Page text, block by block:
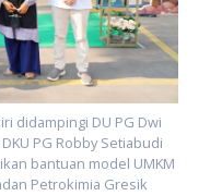
didampingi DU PG Dwi
PG Robby Setiabudi
bantuan model UMKM
Petrokimia Gresik